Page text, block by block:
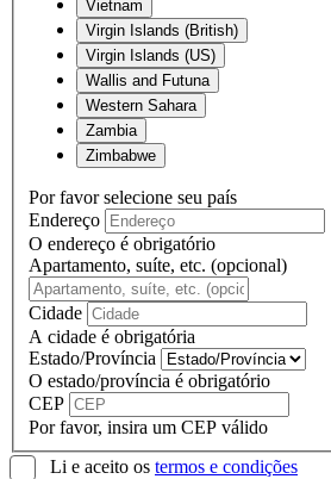
Vietnam
Virgin Islands (British)
Virgin Islands (US)
Wallis and Futuna
Western Sahara
Zambia
Zimbabwe
Por favor selecione seu país
Endereço
O endereço é obrigatório
Apartamento, suíte, etc. (opcional)
Cidade
A cidade é obrigatória
Estado/Província
O estado/província é obrigatório
CEP
Por favor, insira um CEP válido
Li e aceito os termos e condições